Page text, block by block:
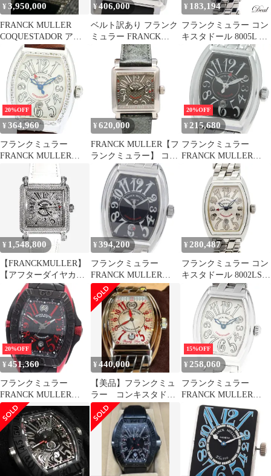
¥3,950,000
FRANCK MULLER
COQUESTADOR アフ
ターダイアモンド時計
¥406,000
ベルト訳あり フランク
ミュラー FRANCK
MULLER 10000KSC コ
ンキスタドール コルテ
ス デイト 自動巻き メ
ンズ 箱・保証書付き
_898165
¥ 183,194
フランクミュラー コン
キスタドール 8005L レ
ディース 腕時計
20%OFF
¥ 364,960
フランクミュラー
FRANCK MULLER
8005LD1R コンキスタ
ドール ダイヤベゼル デ
イト 自動巻き レディー
ス 保証書付き_869373
¥ 620,000
FRANCK MULLER【フ
ランクミュラー】 コン
キスタドール コルテス
インディアナポリス 世
界限定50本 10000 H SC
グレーカーボン文字盤
SS メンズ【USED】
(KOY-2750)
20%OFF
¥ 215,680
フランクミュラー
FRANCK MULLER
8005LSC コンキスタド
ール デイト 自動巻き
レディース _876444
¥ 1,548,800
【FRANCKMULLER】
【アフターダイヤカス
タム】フランクミュラ
ー コンキスタドール コ
ルテス デイト 10000L
中古
¥ 394,200
フランクミュラー
FRANCK MULLER
8005SC コンキスタドー
ル デイト 自動巻き メ
ンズ 良品 _964254
¥ 280,487
フランクミュラー コン
キスタドール 8002LSC
シルバー文字盤腕時計
レディース
20%OFF
¥ 451,360
フランクミュラー
FRANCK MULLER
8900SCGPJRS コンキス
タドール グランプリ ラ
イジングサン デイト 自
動巻き メンズ 箱・保証
書付き_886940
¥440,000
【美品】フランクミュ
ラー コンキスタドー
ル ライジングサン
8005HSC
15%OFF
¥ 258,060
フランクミュラー
FRANCK MULLER
8005LQZ コンキスタド
ール クォーツ レディー
ス 良品 箱付き_913996